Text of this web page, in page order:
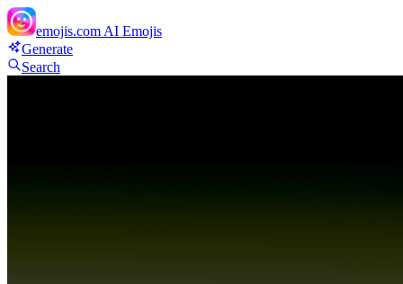
emojis.com AI Emojis
Generate
Search